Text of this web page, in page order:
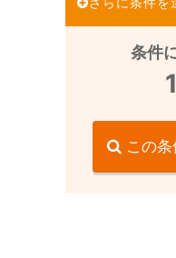
条件
この